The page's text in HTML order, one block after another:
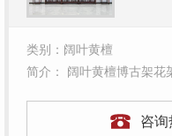
类别：阔叶黄檀
简介： 阔叶黄檀博古架花
咨询